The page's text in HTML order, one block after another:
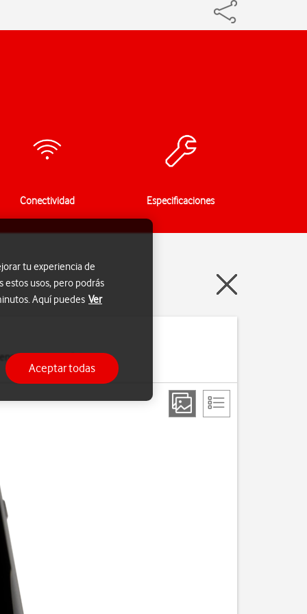
Conectividad Especificaciones
cortos y datos
tu experiencia de
estos usos, pero podrás
Aquí puedes Ver
Aceptar todas